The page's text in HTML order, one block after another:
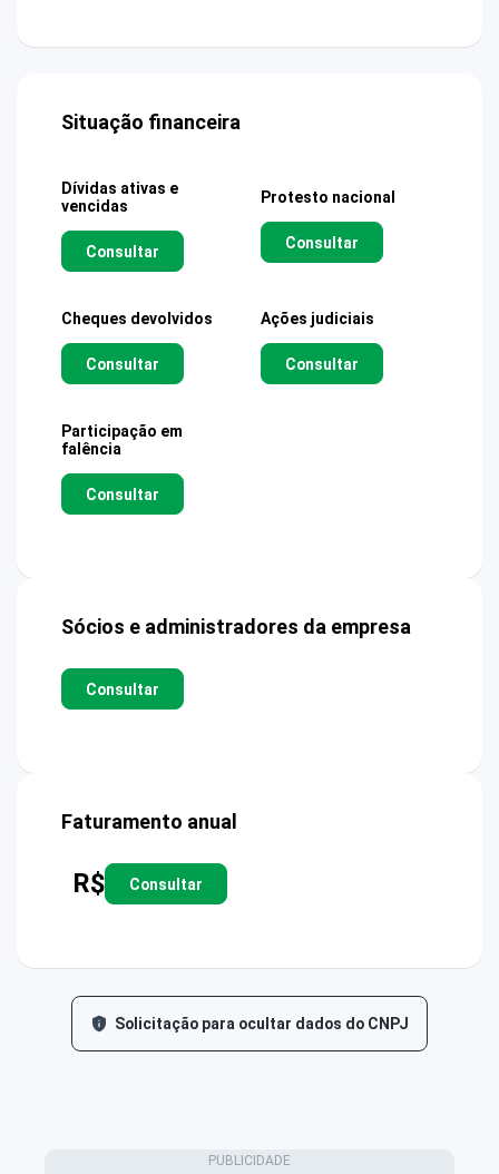
Situação financeira
Dívidas ativas e
vencidas
Consultar
Protesto nacional
Consultar
Cheques devolvidos
Consultar
Ações judiciais
Consultar
Participação em
falência
Consultar
Sócios e administradores da empresa
Consultar
Faturamento anual
R$ Consultar
Solicitação para ocultar dados do CNPJ